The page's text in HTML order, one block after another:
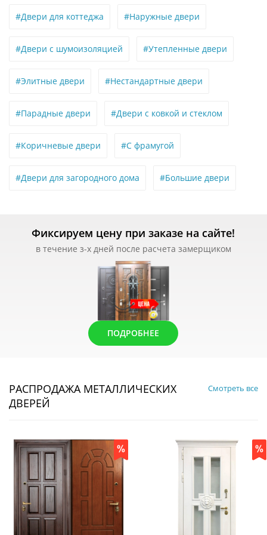
#Двери для коттеджа #Наружные двери
#Двери с шумоизоляцией #Утепленные двери
#Элитные двери #Нестандартные двери
#Парадные двери #Двери с ковкой и стеклом
#Коричневые двери #С фрамугой
#Двери для загородного дома #Большие двери
Фиксируем цену при заказе на сайте!
в течение з-х дней после расчета замерщиком
ПОДРОБНЕЕ
РАСПРОДАЖА МЕТАЛЛИЧЕСКИХ
ДВЕРЕЙ
Смотреть все